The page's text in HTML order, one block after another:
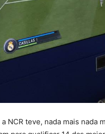
NCR teve, nada mais